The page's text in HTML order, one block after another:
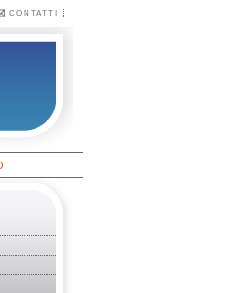
CONTATTI